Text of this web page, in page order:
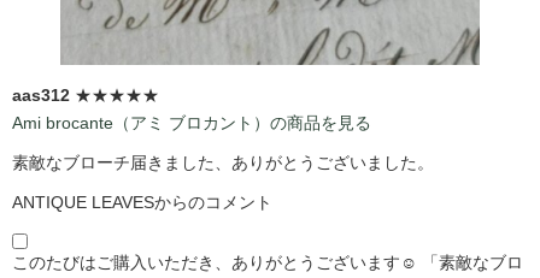
aas312 ★★★★★
Ami brocante（アミ ブロカント）の商品を見る
素敵なブローチ届きました、ありがとうございました。
ANTIQUE LEAVESからのコメント
このたびはご購入いただき、ありがとうございます☺️ 「素敵なブロ